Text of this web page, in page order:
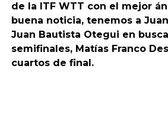
de la ITF WTT con el mejor
buena noticia, tenemos a
Juan Bautista Otegui en
semifinales, Matías Franco
cuartos de final.